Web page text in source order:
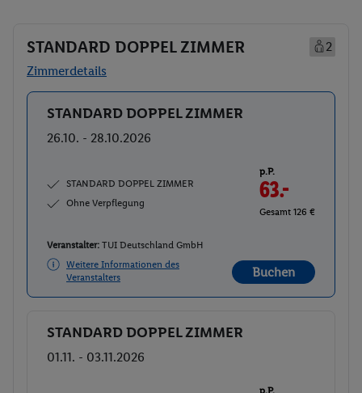
STANDARD DOPPEL ZIMMER
2
Zimmerdetails
Buchen
STANDARD DOPPEL ZIMMER
26.10. - 28.10.2026
STANDARD DOPPEL ZIMMER
Ohne Verpflegung
p.P.
63.-
Gesamt 126 €
Veranstalter: TUI Deutschland GmbH
Weitere Informationen des
Veranstalters
Buchen
Buchen
STANDARD DOPPEL ZIMMER
01.11. - 03.11.2026
p.P.